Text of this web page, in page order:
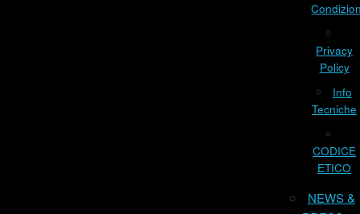
Privacy
Policy
Info
Tecniche
CODICE
ETICO
NEWS &